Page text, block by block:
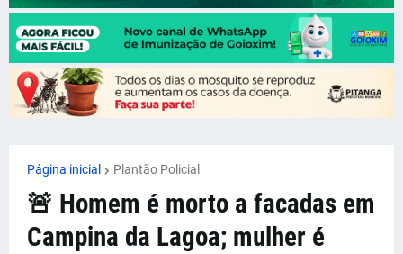
Página inicial Plantão Policial
🚨 Homem é morto a facadas em
Campina da Lagoa; mulher é